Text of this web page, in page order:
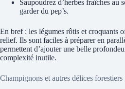
Saupoudrez d’herbes fraîches au
garder du pep’s.
En bref : les légumes rôtis et croquants
relief. Ils sont faciles à préparer en
permettent d’ajouter une belle
complexité inutile.
Champignons et autres délices forestiers